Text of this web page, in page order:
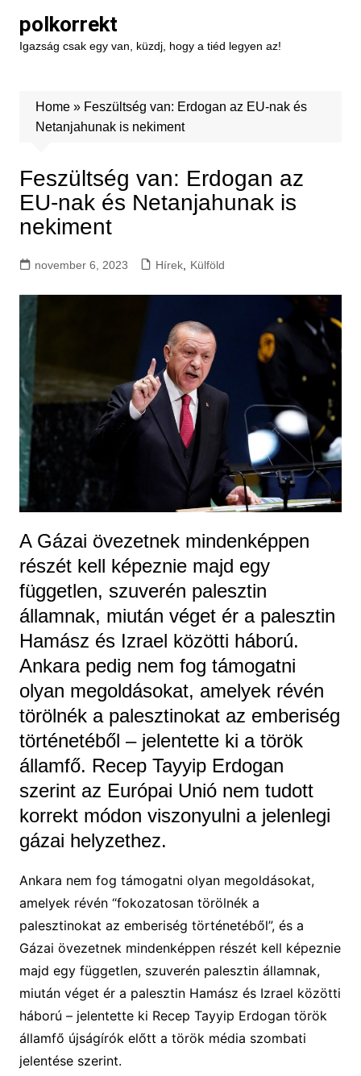
content
polkorrekt
Igazság csak egy van, küzdj, hogy a tiéd legyen az!
Home» Feszültség van: Erdogan az EU-nak és
Netanjahunak is nekiment
Feszültség van: Erdogan az
EU-nak és Netanjahunak is
nekiment
november 6, 2023 Hírek, Külföld
A Gázai övezetnek mindenképpen
részét kell képeznie majd egy
független, szuverén palesztin
államnak, miután véget ér a palesztin
Hamász és Izrael közötti háború.
Ankara pedig nem fog támogatni
olyan megoldásokat, amelyek révén
törölnék a palesztinokat az emberiség
történetéből – jelentette ki a török
államfő. Recep Tayyip Erdogan
szerint az Európai Unió nem tudott
korrekt módon viszonyulni a jelenlegi
gázai helyzethez.
Ankara nem fog támogatni olyan megoldásokat,
amelyek révén “fokozatosan törölnék a
palesztinokat az emberiség történetéből”, és a
Gázai övezetnek mindenképpen részét kell képeznie
majd egy független, szuverén palesztin államnak,
miután véget ér a palesztin Hamász és Izrael közötti
háború – jelentette ki Recep Tayyip Erdogan török
államfő újságírók előtt a török média szombati
jelentése szerint.